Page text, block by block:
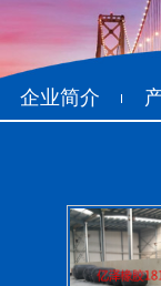
企业简介